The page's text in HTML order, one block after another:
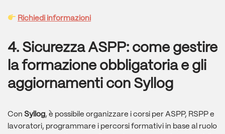
Richiedi informazioni
4. Sicurezza ASPP: come gestire
la formazione obbligatoria e gli
aggiornamenti con Syllog
Con Syllog, è possibile organizzare i corsi per ASPP, RSPP e
lavoratori, programmare i percorsi formativi in base al ruolo